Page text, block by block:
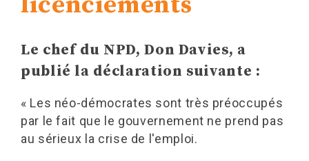
Le chef du NPD, Don Davies, a
publié la déclaration suivante :
« Les néo-démocrates sont très préoccupés
par le fait que le gouvernement ne prend pas
au sérieux la crise de l'emploi.